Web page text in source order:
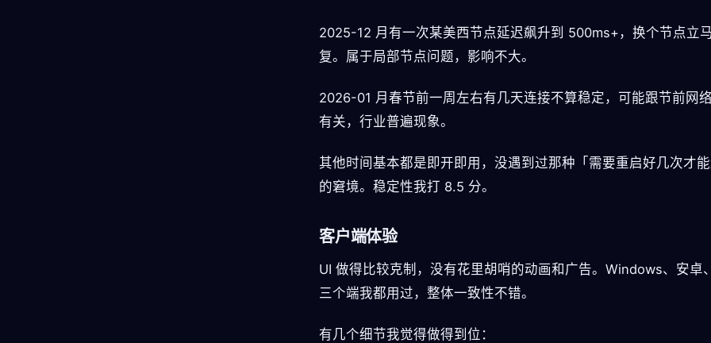
2025-12 月有一次某美西节点延迟飙升到 500ms+，换个节点立
复。属于局部节点问题，影响不大。
2026-01 月春节前一周左右有几天连接不算稳定，可能跟节前网
有关，行业普遍现象。
其他时间基本都是即开即用，没遇到过那种「需要重启好几次才能
的窘境。稳定性我打 8.5 分。
客户端体验
UI 做得比较克制，没有花里胡哨的动画和广告。Windows、安卓
三个端我都用过，整体一致性不错。
有几个细节我觉得做得到位：